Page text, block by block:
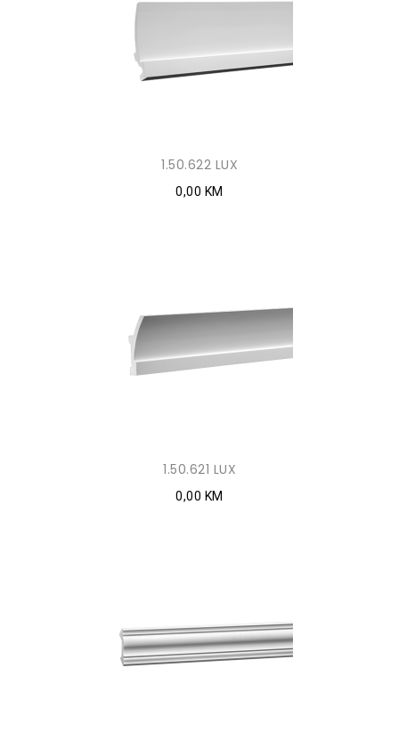
1.50.622 LUX
0,00 KM
1.50.621 LUX
0,00 KM